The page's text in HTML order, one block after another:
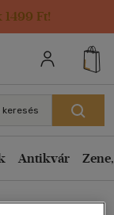
Ft!
keresés
Antikvár